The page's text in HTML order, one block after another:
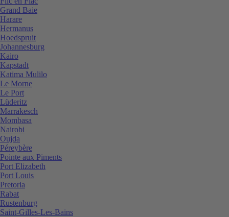
Grand Baie
Harare
Hermanus
Hoedspruit
Johannesburg
Kairo
Kapstadt
Katima Mulilo
Le Morne
Le Port
Lüderitz
Marrakesch
Mombasa
Nairobi
Oujda
Péreybère
Pointe aux Piments
Port Elizabeth
Port Louis
Pretoria
Rabat
Rustenburg
Saint-Gilles-Les-Bains